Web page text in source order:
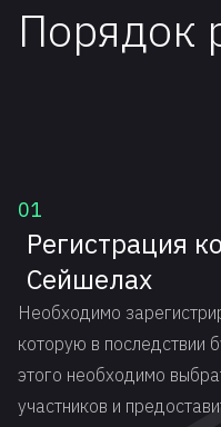
Порядок
01
Регистрация
Сейшелах
Необходимо
которую в последствии
этого необходимо
участников и